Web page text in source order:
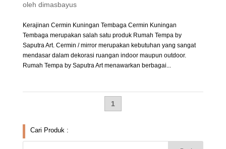
oleh dimasbayus
Kerajinan Cermin Kuningan Tembaga Cermin Kuningan
Tembaga merupakan salah satu produk Rumah Tempa by
Saputra Art. Cermin / mirror merupakan kebutuhan yang sangat
mendasar dalam dekorasi ruangan indoor maupun outdoor.
Rumah Tempa by Saputra Art menawarkan berbagai...
1
Cari Produk :